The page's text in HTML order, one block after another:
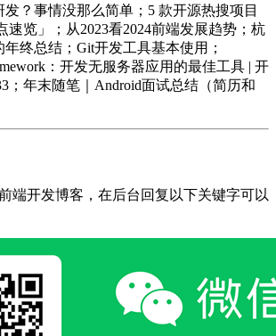
？事情没那么简单；5 款开源热搜项目
速览」；从2023看2024前端发展趋势；杭
终总结；Git开发工具基本使用；
：开发无服务器应用的最佳工具 | 开
；年末随笔｜Android面试总结（简历和
端开发博客，在后台回复以下关键字可以